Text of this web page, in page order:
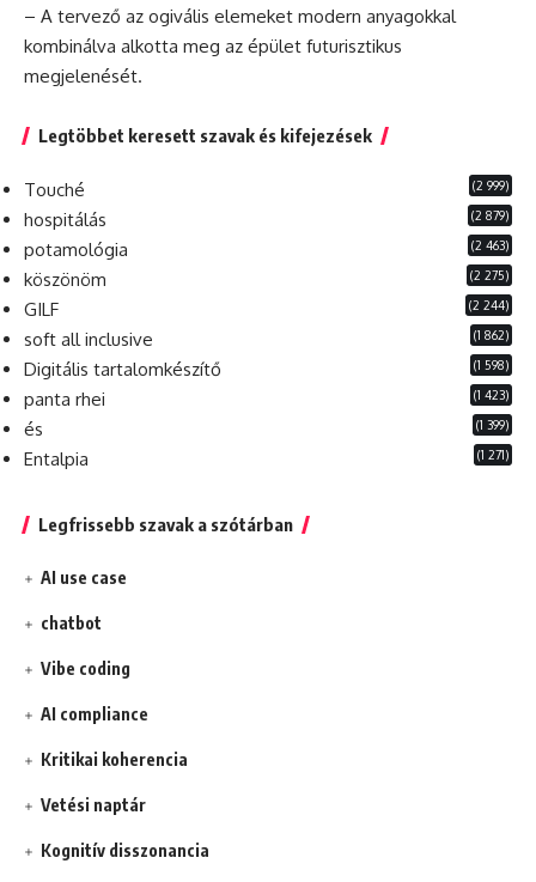
– A tervező az ogivális elemeket modern anyagokkal
kombinálva alkotta meg az épület futurisztikus
megjelenését.
Legtöbbet keresett szavak és kifejezések
Touché (2 999)
hospitálás (2 879)
potamológia (2 463)
köszönöm (2 275)
GILF (2 244)
soft all inclusive (1 862)
Digitális tartalomkészítő (1 598)
panta rhei (1 423)
és (1 399)
Entalpia (1 271)
Legfrissebb szavak a szótárban
AI use case
chatbot
Vibe coding
AI compliance
Kritikai koherencia
Vetési naptár
Kognitív disszonancia